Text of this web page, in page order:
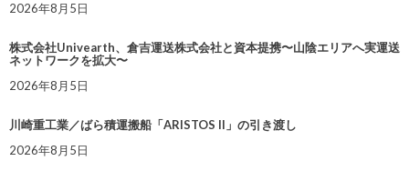
2026年8月5日
株式会社Univearth、倉吉運送株式会社と資本提携〜山陰エリアへ実運送
ネットワークを拡大〜
2026年8月5日
川崎重工業／ばら積運搬船「ARISTOS II」の引き渡し
2026年8月5日